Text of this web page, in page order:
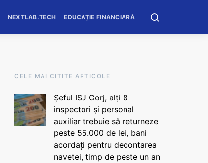
NEXTLAB.TECH EDUCAȚIE FINANCIARĂ
CELE MAI CITITE ARTICOLE
Șeful ISJ Gorj, alți 8
inspectori și personal
auxiliar trebuie să returneze
peste 55.000 de lei, bani
acordați pentru decontarea
navetei, timp de peste un an